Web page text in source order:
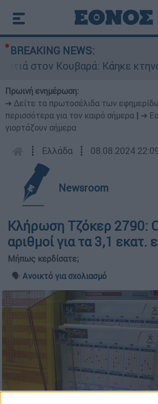
BREAKING NEWS:
στον Κουβαρά: Κάηκε
Πρωινή ενημέρωση:
➔ Δείτε τα πρωτοσέλιδα των
περισσότερα για τον καιρό σήμερα
➔
γιορτάζουν σήμερα
┋ Ελλάδα ┋ 08.08.2024
Newsroom
Κλήρωση Τζόκερ 2790:
αριθμοί για τα 3,1 εκατ.
Μήπως κερδίσατε;
🗣️ Ανοικτό για σχολιασμό